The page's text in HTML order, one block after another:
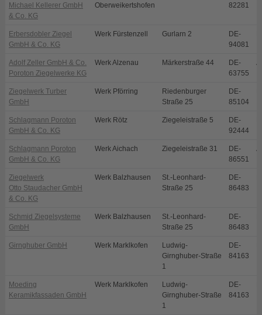
Michael Kellerer GmbH
& Co. KG
Oberweikertshofen 82281
Erbersdobler Ziegel
GmbH & Co. KG
Werk Fürstenzell Gurlarn 2
DE-
94081
Adolf Zeller GmbH & Co.
Poroton Ziegelwerke KG
Werk Alzenau Märkerstraße 44
DE-
63755
Ziegelwerk Turber
GmbH
Werk Pförring
Riedenburger
Straße 25
DE-
85104
Schlagmann Poroton
GmbH & Co. KG
Werk Rötz Ziegeleistraße 5
DE-
92444
Schlagmann Poroton
GmbH & Co. KG
Werk Aichach Ziegeleistraße 31
DE-
86551
Ziegelwerk
Otto Staudacher GmbH
& Co. KG
Werk Balzhausen
St.-Leonhard-
Straße 25
DE-
86483
Schmid Ziegelsysteme
GmbH
Werk Balzhausen
St.-Leonhard-
Straße 25
DE-
86483
Girnghuber GmbH Werk Marklkofen
Ludwig-
Girnghuber-Straße
1
DE-
84163
Moeding
Keramikfassaden GmbH
Werk Marklkofen
Ludwig-
Girnghuber-Straße
1
DE-
84163